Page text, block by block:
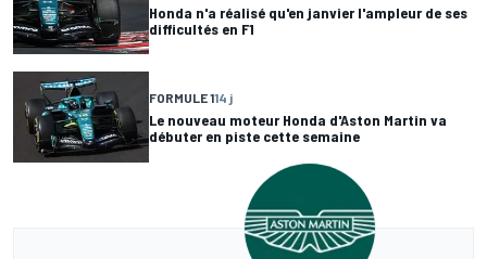
Honda n'a réalisé qu'en janvier l'ampleur de ses
difficultés en F1
FORMULE 114 j
Le nouveau moteur Honda d'Aston Martin va
débuter en piste cette semaine